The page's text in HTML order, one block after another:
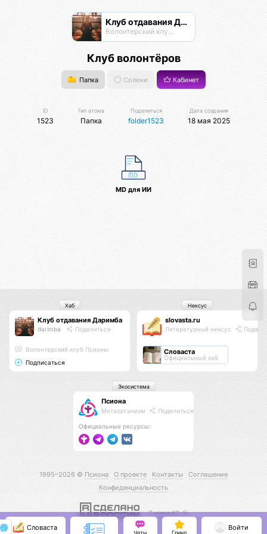
Клуб отдавания Даримба
Волонтерский клуб Псионы
Клуб волонтёров
Папка Солики Кабинет
ID
1523
Тип атома
Папка
Поделиться
folder1523
Дата создания
18 мая 2025
MD для ИИ
Клуб отдавания Даримба
darimba Поделиться
Волонтерский клуб Псионы
Подписаться
Хаб
slovasta.ru
Литературный нексус
Словаста
Официальный хаб
Нексус
Псиона
Метаорганизм Поделиться
Официальные ресурсы:
Экосистема
1995–2026 © Псиона О проекте Контакты
Соглашение
Конфиденциальность
С нами КО 🕉️
Словаста
Чаты Гринд
Войти